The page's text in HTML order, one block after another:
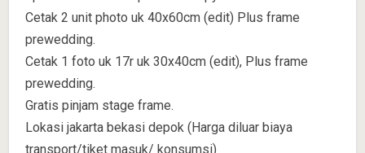
Cetak 2 unit photo uk 40x60cm (edit) Plus frame
prewedding.
Cetak 1 foto uk 17r uk 30x40cm (edit), Plus frame
prewedding.
Gratis pinjam stage frame.
Lokasi jakarta bekasi depok (Harga diluar biaya
transport/tiket masuk/ konsumsi)